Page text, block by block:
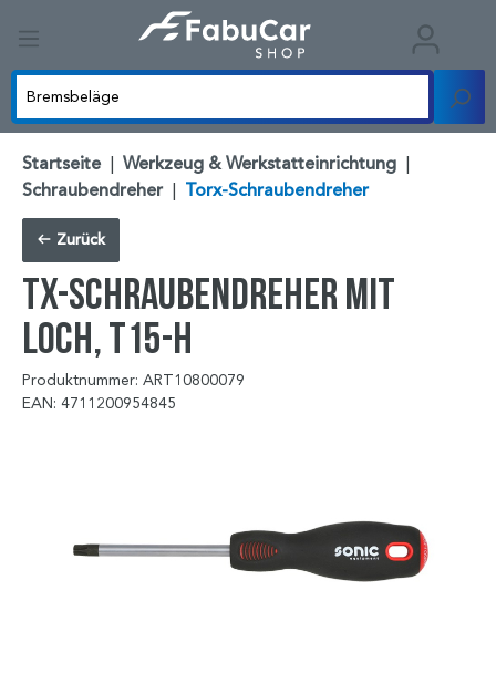
Startseite | Werkzeug & Werkstatteinrichtung |
Schraubendreher | Torx-Schraubendreher
Zurück
TX-Schraubendreher mit
Loch, T15-H
Produktnummer: ART10800079
EAN: 4711200954845